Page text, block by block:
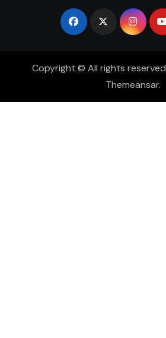
Copyright © All rights reserved
Themeansar.